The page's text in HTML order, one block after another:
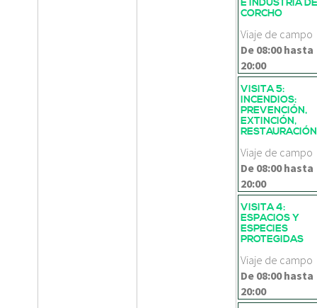
E INDUSTRIA
CORCHO
Viaje de campo
De 08:00hasta
20:00
VISITA 5:
INCENDIOS:
PREVENCIÓN,
EXTINCIÓN,
Viaje de campo
De 08:00hasta
20:00
VISITA 4:
ESPACIOS Y
ESPECIES
PROTEGIDAS
Viaje de campo
De 08:00hasta
20:00